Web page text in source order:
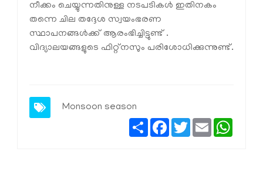
നീക്കം ചെയ്യുന്നതിനുള്ള നടപടികള്‍ ഇതിനകം
തന്നെ ചില തദ്ദേശ സ്വയംഭരണ
സ്ഥാപനങ്ങള്‍ക്ക് ആരംഭിച്ചിട്ടുണ്ട് .
വിദ്യാലയങ്ങളുടെ ഫിറ്റ്‌നസും പരിശോധിക്കുന്നുണ്ട്.
Monsoon season
ShareFacebook
TwitterEmail